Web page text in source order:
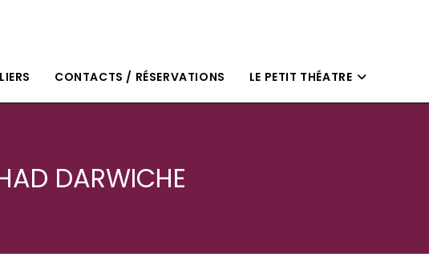
CONTACTS / RÉSERVATIONS LE PETIT THÉATRE
DARWICHE